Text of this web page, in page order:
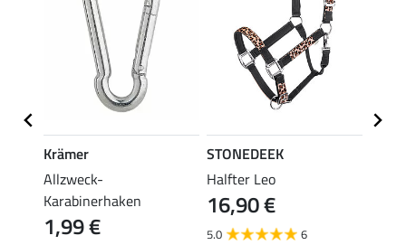
Krämer
Allzweck-
Karabinerhaken
1,99 €
STONEDEEK
Halfter Leo
16,90 €
5.0 6